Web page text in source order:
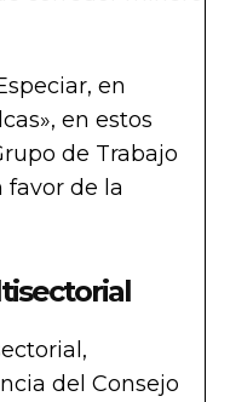
en
en estos
de Trabajo
favor de la
del Consejo